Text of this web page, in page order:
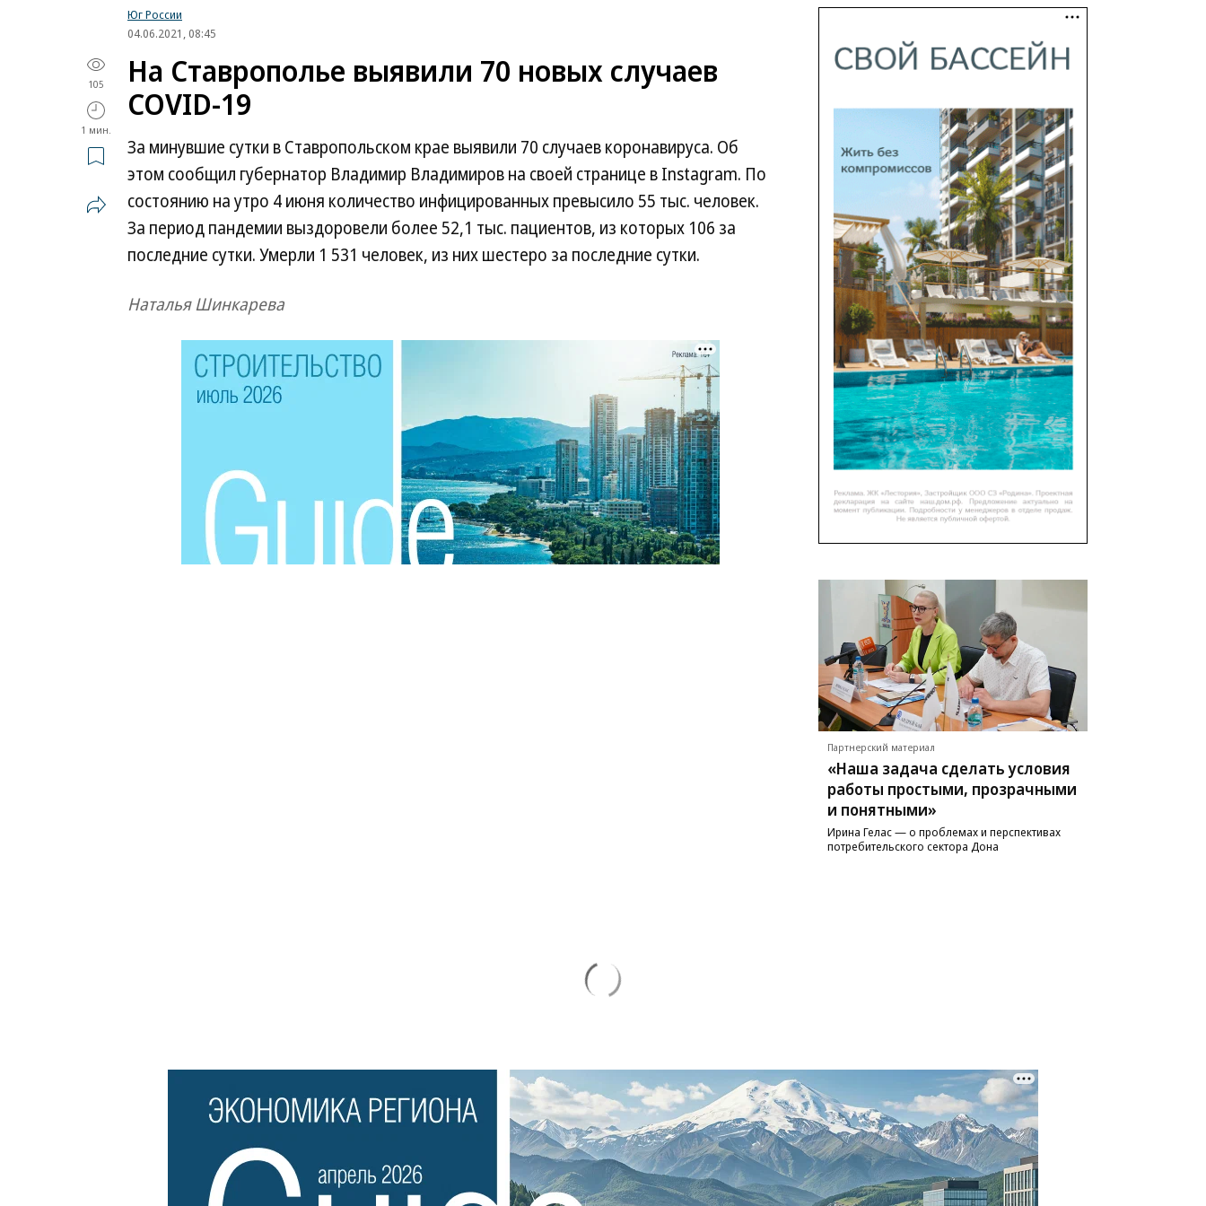
Юг России
04.06.2021, 08:45
105
1 мин.
На Ставрополье выявили 70 новых случаев
COVID-19
За минувшие сутки в Ставропольском крае выявили 70 случаев коронавируса. Об
этом сообщил губернатор Владимир Владимиров на своей странице в Instagram. По
состоянию на утро 4 июня количество инфицированных превысило 55 тыс. человек.
За период пандемии выздоровели более 52,1 тыс. пациентов, из которых 106 за
последние сутки. Умерли 1 531 человек, из них шестеро за последние сутки.
Наталья Шинкарева
Партнерский материал
«Наша задача сделать условия
работы простыми, прозрачными
и понятными»
Ирина Гелас — о проблемах и перспективах
потребительского сектора Дона